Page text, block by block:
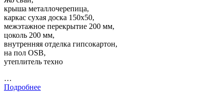
крыша металлочерепица,
каркас сухая доска 150х50,
межэтажное перекрытие 200 мм,
цоколь 200 мм,
внутренняя отделка гипсокартон,
на пол OSB,
утеплитель техно
…
Подробнее